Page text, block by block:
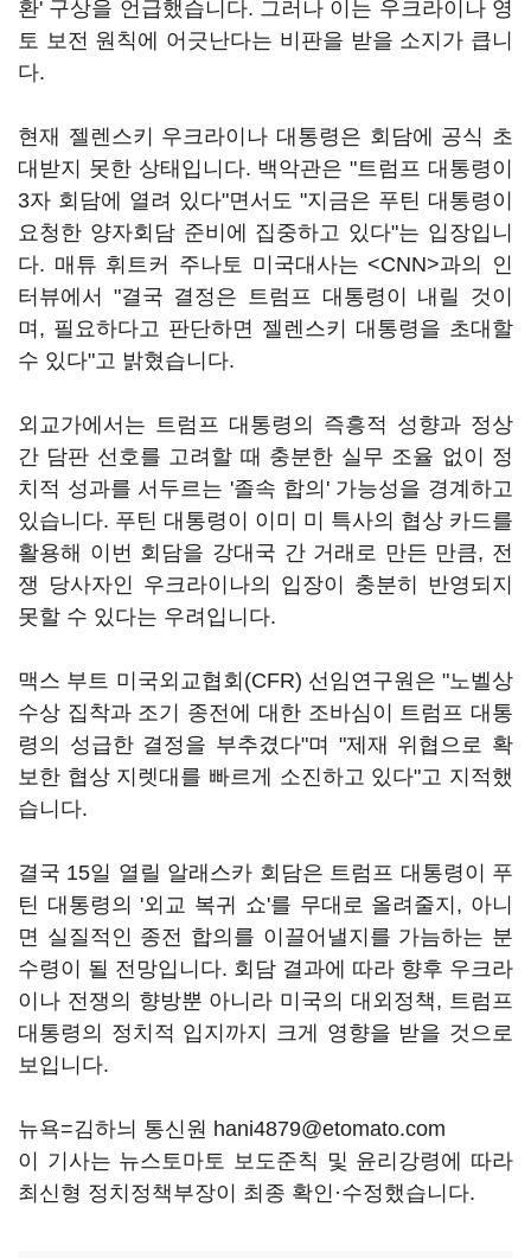
환' 구상을 언급했습니다. 그러나 이는 우크라이나 영
토 보전 원칙에 어긋난다는 비판을 받을 소지가 큽니
다.
현재 젤렌스키 우크라이나 대통령은 회담에 공식 초
대받지 못한 상태입니다. 백악관은 "트럼프 대통령이
3자 회담에 열려 있다"면서도 "지금은 푸틴 대통령이
요청한 양자회담 준비에 집중하고 있다"는 입장입니
다. 매튜 휘트커 주나토 미국대사는 <CNN>과의 인
터뷰에서 "결국 결정은 트럼프 대통령이 내릴 것이
며, 필요하다고 판단하면 젤렌스키 대통령을 초대할
수 있다"고 밝혔습니다.
외교가에서는 트럼프 대통령의 즉흥적 성향과 정상
간 담판 선호를 고려할 때 충분한 실무 조율 없이 정
치적 성과를 서두르는 '졸속 합의' 가능성을 경계하고
있습니다. 푸틴 대통령이 이미 미 특사의 협상 카드를
활용해 이번 회담을 강대국 간 거래로 만든 만큼, 전
쟁 당사자인 우크라이나의 입장이 충분히 반영되지
못할 수 있다는 우려입니다.
맥스 부트 미국외교협회(CFR) 선임연구원은 "노벨상
수상 집착과 조기 종전에 대한 조바심이 트럼프 대통
령의 성급한 결정을 부추겼다"며 "제재 위협으로 확
보한 협상 지렛대를 빠르게 소진하고 있다"고 지적했
습니다.
결국 15일 열릴 알래스카 회담은 트럼프 대통령이 푸
틴 대통령의 '외교 복귀 쇼'를 무대로 올려줄지, 아니
면 실질적인 종전 합의를 이끌어낼지를 가늠하는 분
수령이 될 전망입니다. 회담 결과에 따라 향후 우크라
이나 전쟁의 향방뿐 아니라 미국의 대외정책, 트럼프
대통령의 정치적 입지까지 크게 영향을 받을 것으로
보입니다.
뉴욕=김하늬 통신원 hani4879@etomato.com
이 기사는 뉴스토마토 보도준칙 및 윤리강령에 따라
최신형 정치정책부장이 최종 확인·수정했습니다.